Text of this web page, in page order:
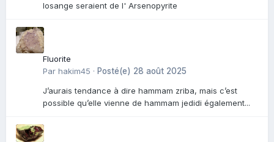
losange seraient de l' Arsenopyrite
Fluorite
Par hakim45 · Posté(e) 28 août 2025
J’aurais tendance à dire hammam zriba, mais c’est
possible qu’elle vienne de hammam jedidi également...